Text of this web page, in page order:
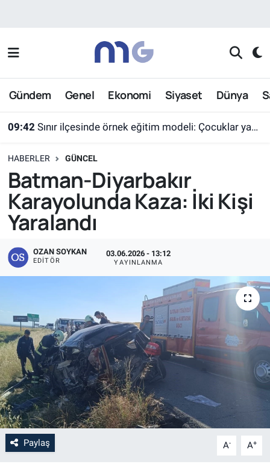
Gündem Genel Ekonomi Siyaset Dünya
09:42 Sınır ilçesinde örnek eğitim modeli: Çocuklar yazın ekran yerine etkinlikleri seçti
HABERLER GÜNCEL
Batman-Diyarbakır
Karayolunda Kaza: İki Kişi
Yaralandı
OZAN SOYKAN
EDITÖR
03.06.2026 - 13:12
YAYINLANMA
Paylaş A- A+
Nöbetçi Eczaneler
Hava Durumu
Süper Lig Puan Durumu ve Fikstür
Tüm Manşetler
Son Dakika Haberleri
Haber Arşivi